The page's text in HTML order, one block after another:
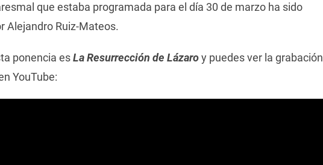
que estaba programada para el día 30 de marzo ha sido
Alejandro Ruiz-Mateos.
ponencia esLa Resurrección de Lázaroy puedes ver la grabación
YouTube: